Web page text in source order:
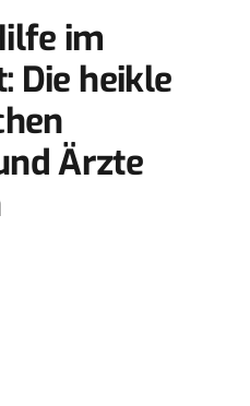
im
Die heikle
Ärzte